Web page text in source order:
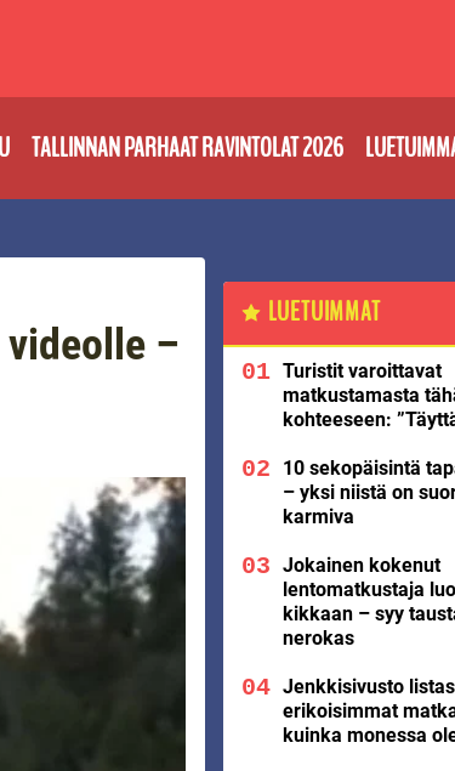
TALLINNAN PARHAAT RAVINTOLAT 2026
–
LUETUIMMAT
Turistit varoittavat
matkustamasta
kohteeseen:
10 sekopäisintä
– yksi niistä on
karmiva
Jokainen kokenut
lentomatkustaja
kikkaan – syy
nerokas
Jenkkisivusto
erikoisimmat
kuinka monessa